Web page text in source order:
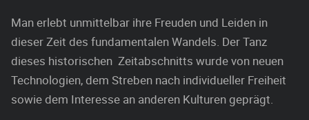
Man erlebt unmittelbar ihre Freuden und Leiden in
dieser Zeit des fundamentalen Wandels. Der Tanz
dieses historischen Zeitabschnitts wurde von neuen
Technologien, dem Streben nach individueller Freiheit
sowie dem Interesse an anderen Kulturen geprägt.